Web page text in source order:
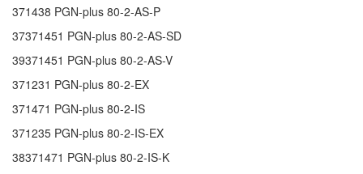
371438 PGN-plus 80-2-AS-P
37371451 PGN-plus 80-2-AS-SD
39371451 PGN-plus 80-2-AS-V
371231 PGN-plus 80-2-EX
371471 PGN-plus 80-2-IS
371235 PGN-plus 80-2-IS-EX
38371471 PGN-plus 80-2-IS-K